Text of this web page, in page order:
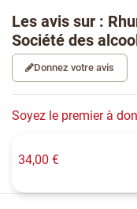
Les avis sur :
Société des
Donnez votre avis
Soyez le premier à
34,00 €